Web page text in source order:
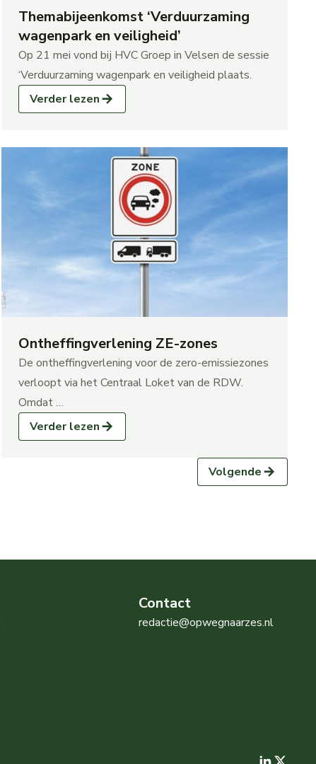
Themabijeenkomst ‘Verduurzaming
wagenpark en veiligheid’
Op 21 mei vond bij HVC Groep in Velsen de sessie
‘Verduurzaming wagenpark en veiligheid plaats.
Verder lezen
Ontheffingverlening ZE-zones
De ontheffingverlening voor de zero-emissiezones
verloopt via het Centraal Loket van de RDW.
Omdat …
Verder lezen
Volgende
Contact
redactie@opwegnaarzes.nl
Open